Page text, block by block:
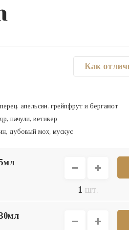
Как
апельсин, грейпфрут и бергамот
пачули, ветивер
дубовый мох, мускус
1 шт.